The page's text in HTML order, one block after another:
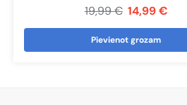
19,99€ 14,99€
Pievienot grozam